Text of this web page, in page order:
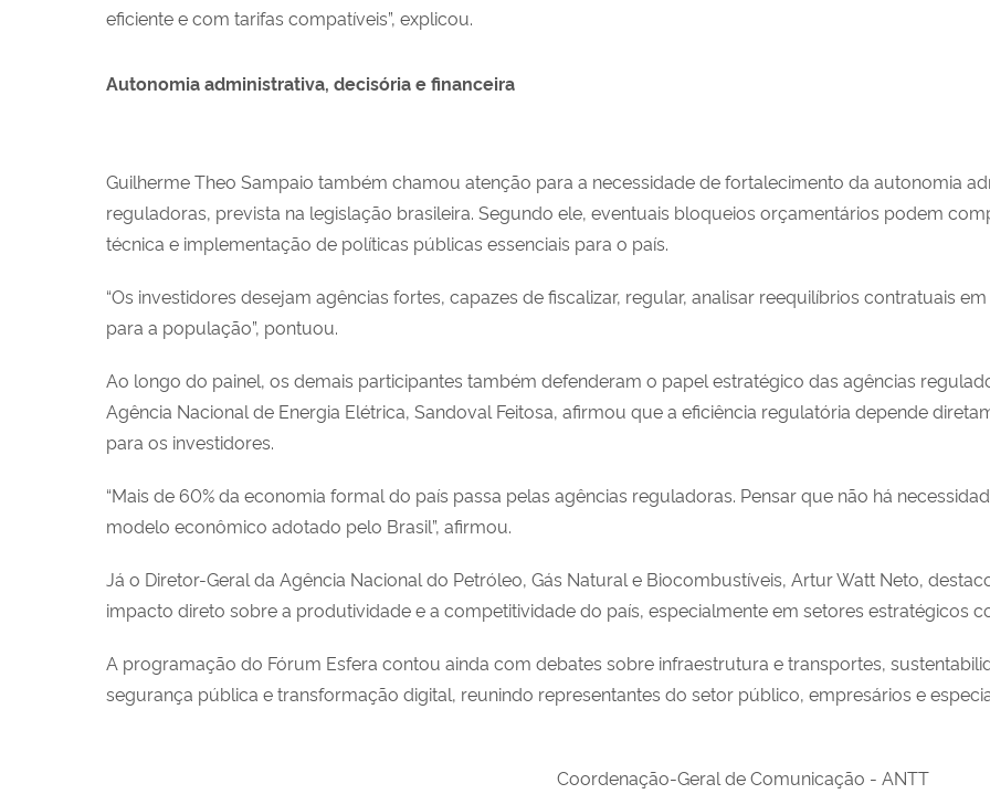
eficiente e com tarifas compatíveis”, explicou.
Autonomia administrativa, decisória e financeira
Guilherme Theo Sampaio também chamou atenção para a necessidade de fortalecimento da autonomia
reguladoras, prevista na legislação brasileira. Segundo ele, eventuais bloqueios orçamentários podem
técnica e implementação de políticas públicas essenciais para o país.
“Os investidores desejam agências fortes, capazes de fiscalizar, regular, analisar reequilíbrios contratuais
para a população”, pontuou.
Ao longo do painel, os demais participantes também defenderam o papel estratégico das agências
Agência Nacional de Energia Elétrica, Sandoval Feitosa, afirmou que a eficiência regulatória depende
para os investidores.
“Mais de 60% da economia formal do país passa pelas agências reguladoras. Pensar que não há
modelo econômico adotado pelo Brasil”, afirmou.
Já o Diretor-Geral da Agência Nacional do Petróleo, Gás Natural e Biocombustíveis, Artur Watt Neto,
impacto direto sobre a produtividade e a competitividade do país, especialmente em setores estratégicos
A programação do Fórum Esfera contou ainda com debates sobre infraestrutura e transportes,
segurança pública e transformação digital, reunindo representantes do setor público, empresários e
Coordenação-Geral de Comunicação - ANTT